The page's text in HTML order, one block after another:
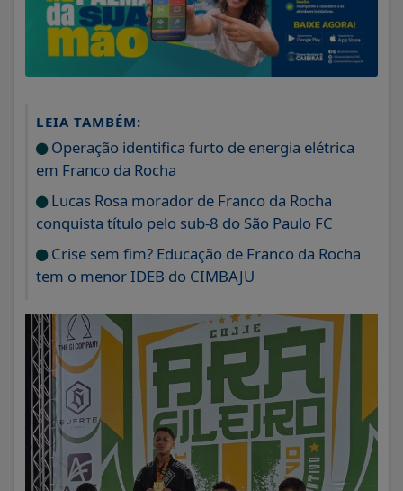
LEIA TAMBÉM:
Operação identifica furto de energia elétrica
em Franco da Rocha
Lucas Rosa morador de Franco da Rocha
conquista título pelo sub-8 do São Paulo FC
Crise sem fim? Educação de Franco da Rocha
tem o menor IDEB do CIMBAJU